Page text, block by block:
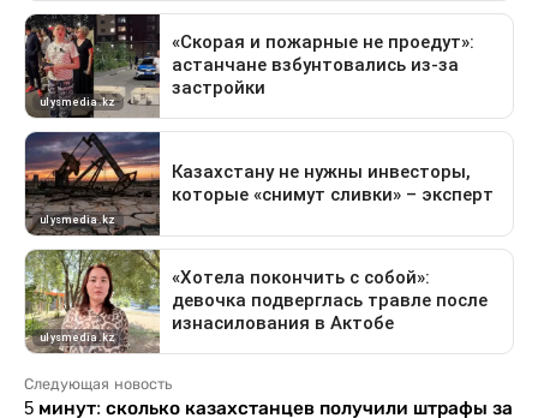
Следующая новость
5 минут: сколько казахстанцев получили штрафы за